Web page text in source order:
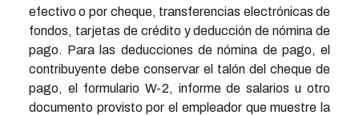
efectivo o por cheque, transferencias electrónicas de
fondos, tarjetas de crédito y deducción de nómina de
pago. Para las deducciones de nómina de pago, el
contribuyente debe conservar el talón del cheque de
pago, el formulario W-2, informe de salarios u otro
documento provisto por el empleador que muestre la